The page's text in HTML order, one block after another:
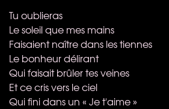
Tu oublieras
Le soleil que mes mains
Faisaient naître dans les tiennes
Le bonheur délirant
Qui faisait brûler tes veines
Et ce cris vers le ciel
Qui fini dans un « Je t'aime »